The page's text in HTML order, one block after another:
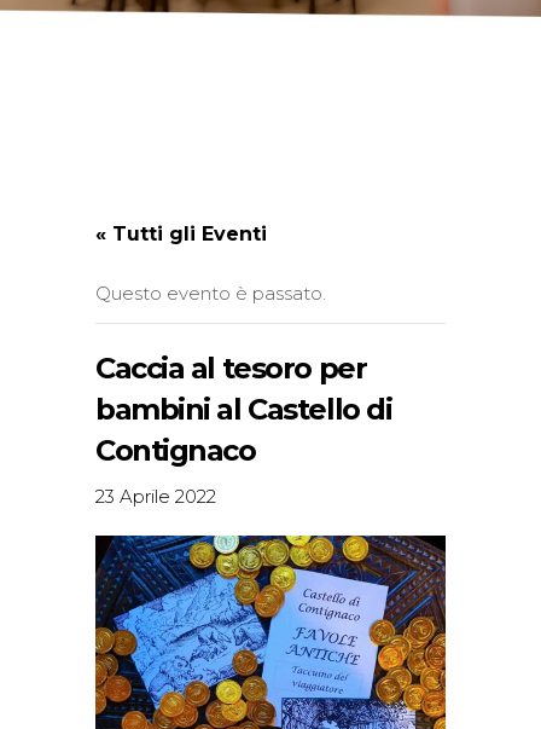
« Tutti gli Eventi
Questo evento è passato.
Caccia al tesoro per
bambini al Castello di
Contignaco
23 Aprile 2022